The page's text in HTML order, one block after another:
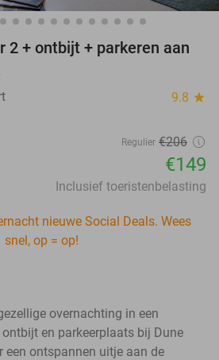
2 + ontbijt + parkeren aan
9.8 star
Regulier €206
€149
Inclusief toeristenbelasting
nieuwe Social Deals. Wees
snel, op = op!
overnachting in een
en parkeerplaats bij Dune
een ontspannen uitje aan de